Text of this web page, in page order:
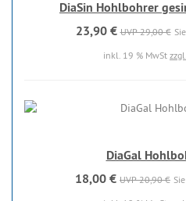
DiaSin Hohlbohrer
23,90 € UVP 29,00 €
inkl. 19 % MwSt
DiaGal
18,00 € UVP 20,90 €